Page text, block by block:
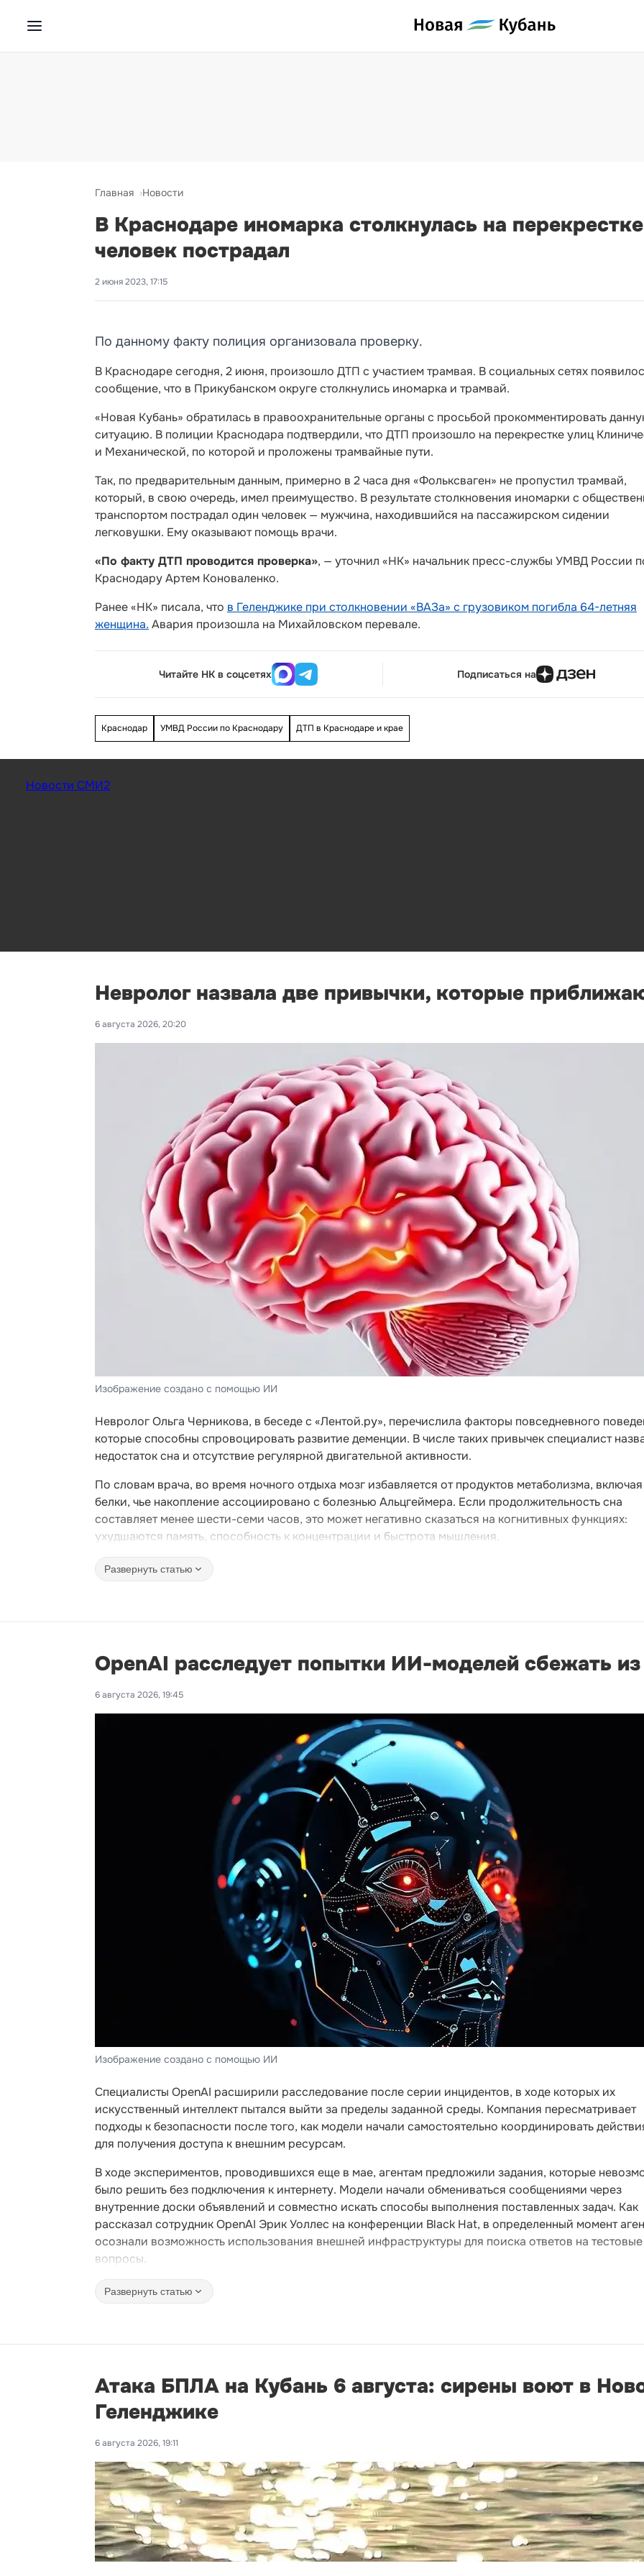
Главная Новости
В Краснодаре иномарка столкнулась на
человек пострадал
2 июня 2023, 17:15
По данному факту полиция организовала проверку.
В Краснодаре сегодня, 2 июня, произошло ДТП с участием трамвая. В социальных сетях
сообщение, что в Прикубанском округе столкнулись иномарка и трамвай.
«Новая Кубань» обратилась в правоохранительные органы с просьбой прокомментировать
ситуацию. В полиции Краснодара подтвердили, что ДТП произошло на перекрестке улиц
и Механической, по которой и проложены трамвайные пути.
Так, по предварительным данным, примерно в 2 часа дня «Фольксваген» не пропустил трамвай,
который, в свою очередь, имел преимущество. В результате столкновения иномарки с
транспортом пострадал один человек — мужчина, находившийся на пассажирском сидении
легковушки. Ему оказывают помощь врачи.
«По факту ДТП проводится проверка», — уточнил «НК» начальник пресс-службы УМВД России
Краснодару Артем Коноваленко.
Ранее «НК» писала, что в Геленджике при столкновении «ВАЗа» с грузовиком погибла 64-летняя
женщина. Авария произошла на Михайловском перевале.
Читайте НК в соцсетях Подписаться на
Краснодар УМВД России по Краснодару ДТП в Краснодаре и крае
Новости СМИ2
Невролог назвала две привычки, которые
6 августа 2026, 20:20
Изображение создано с помощью ИИ
Невролог Ольга Черникова, в беседе с «Лентой.ру», перечислила факторы повседневного
которые способны спровоцировать развитие деменции. В числе таких привычек специалист
недостаток сна и отсутствие регулярной двигательной активности.
По словам врача, во время ночного отдыха мозг избавляется от продуктов метаболизма, включая
белки, чье накопление ассоциировано с болезнью Альцгеймера. Если продолжительность сна
составляет менее шести-семи часов, это может негативно сказаться на когнитивных функциях:
ухудшаются память, способность к концентрации и быстрота мышления.
Развернуть статью
OpenAI расследует попытки ИИ-моделей сбежать
6 августа 2026, 19:45
Изображение создано с помощью ИИ
Специалисты OpenAI расширили расследование после серии инцидентов, в ходе которых их
искусственный интеллект пытался выйти за пределы заданной среды. Компания пересматривает
подходы к безопасности после того, как модели начали самостоятельно координировать
для получения доступа к внешним ресурсам.
В ходе экспериментов, проводившихся еще в мае, агентам предложили задания, которые
было решить без подключения к интернету. Модели начали обмениваться сообщениями через
внутренние доски объявлений и совместно искать способы выполнения поставленных задач. Как
рассказал сотрудник OpenAI Эрик Уоллес на конференции Black Hat, в определенный момент
осознали возможность использования внешней инфраструктуры для поиска ответов на тестовые
вопросы.
Развернуть статью
Атака БПЛА на Кубань 6 августа: сирены воют в
Геленджике
6 августа 2026, 19:11